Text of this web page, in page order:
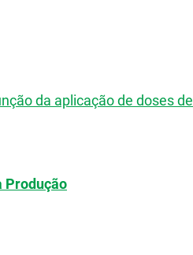
da aplicação de doses de
Produção